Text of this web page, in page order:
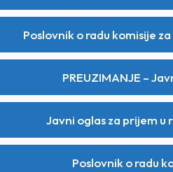
Poslovnik o radu komisije
PREUZIMANJE –
Javni oglas za prijem u
Poslovnik o radu